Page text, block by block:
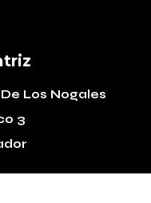
Los Nogales
3